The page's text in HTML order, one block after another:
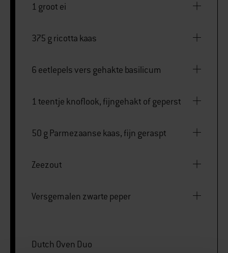
1 groot ei
375 g ricotta kaas
6 eetlepels vers gehakte basilicum
1 teentje knoflook, fijngehakt of geperst
50 g Parmezaanse kaas, fijn geraspt
Zeezout
Versgemalen zwarte peper
Dutch Oven Duo